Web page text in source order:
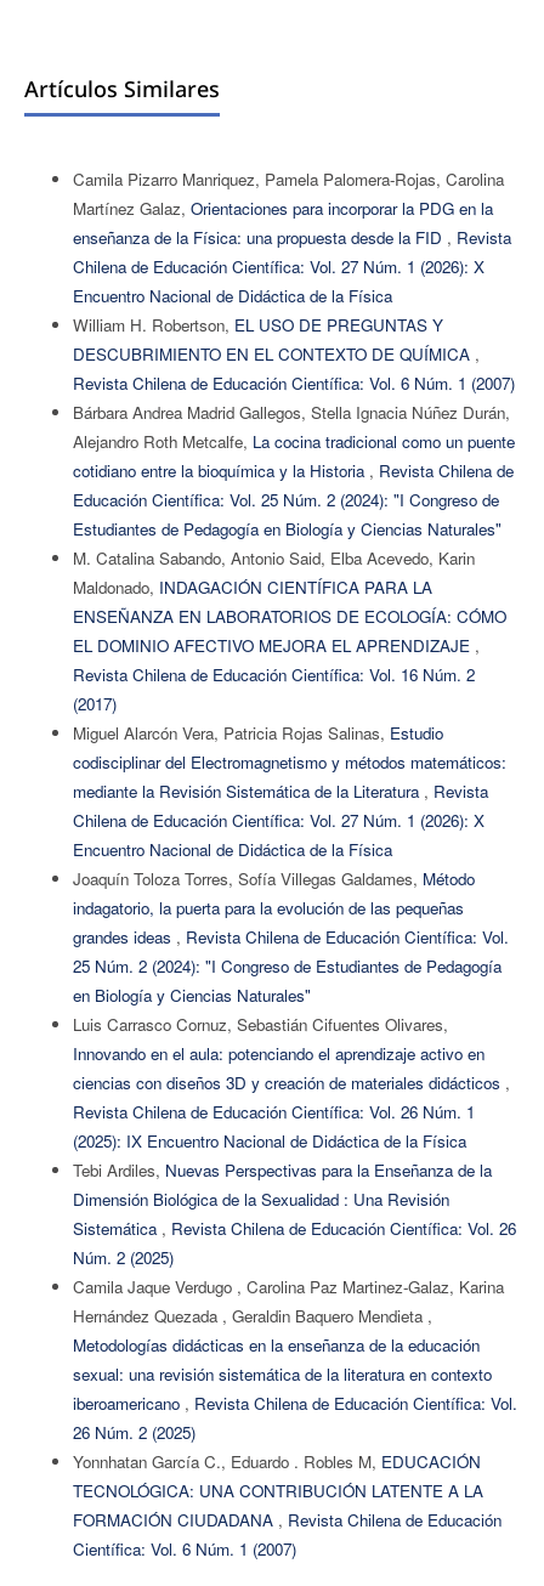
Artículos Similares
Camila Pizarro Manriquez, Pamela Palomera-Rojas, Carolina
Martínez Galaz, Orientaciones para incorporar la PDG en la
enseñanza de la Física: una propuesta desde la FID , Revista
Chilena de Educación Científica: Vol. 27 Núm. 1 (2026): X
Encuentro Nacional de Didáctica de la Física
William H. Robertson, EL USO DE PREGUNTAS Y
DESCUBRIMIENTO EN EL CONTEXTO DE QUÍMICA ,
Revista Chilena de Educación Científica: Vol. 6 Núm. 1 (2007)
Bárbara Andrea Madrid Gallegos, Stella Ignacia Núñez Durán,
Alejandro Roth Metcalfe, La cocina tradicional como un puente
cotidiano entre la bioquímica y la Historia , Revista Chilena de
Educación Científica: Vol. 25 Núm. 2 (2024): "I Congreso de
Estudiantes de Pedagogía en Biología y Ciencias Naturales"
M. Catalina Sabando, Antonio Said, Elba Acevedo, Karin
Maldonado, INDAGACIÓN CIENTÍFICA PARA LA
ENSEÑANZA EN LABORATORIOS DE ECOLOGÍA: CÓMO
EL DOMINIO AFECTIVO MEJORA EL APRENDIZAJE ,
Revista Chilena de Educación Científica: Vol. 16 Núm. 2
(2017)
Miguel Alarcón Vera, Patricia Rojas Salinas, Estudio
codisciplinar del Electromagnetismo y métodos matemáticos:
mediante la Revisión Sistemática de la Literatura , Revista
Chilena de Educación Científica: Vol. 27 Núm. 1 (2026): X
Encuentro Nacional de Didáctica de la Física
Joaquín Toloza Torres, Sofía Villegas Galdames, Método
indagatorio, la puerta para la evolución de las pequeñas
grandes ideas , Revista Chilena de Educación Científica: Vol.
25 Núm. 2 (2024): "I Congreso de Estudiantes de Pedagogía
en Biología y Ciencias Naturales"
Luis Carrasco Cornuz, Sebastián Cifuentes Olivares,
Innovando en el aula: potenciando el aprendizaje activo en
ciencias con diseños 3D y creación de materiales didácticos ,
Revista Chilena de Educación Científica: Vol. 26 Núm. 1
(2025): IX Encuentro Nacional de Didáctica de la Física
Tebi Ardiles, Nuevas Perspectivas para la Enseñanza de la
Dimensión Biológica de la Sexualidad : Una Revisión
Sistemática , Revista Chilena de Educación Científica: Vol. 26
Núm. 2 (2025)
Camila Jaque Verdugo , Carolina Paz Martinez-Galaz, Karina
Hernández Quezada , Geraldin Baquero Mendieta ,
Metodologías didácticas en la enseñanza de la educación
sexual: una revisión sistemática de la literatura en contexto
iberoamericano , Revista Chilena de Educación Científica: Vol.
26 Núm. 2 (2025)
Yonnhatan García C., Eduardo . Robles M, EDUCACIÓN
TECNOLÓGICA: UNA CONTRIBUCIÓN LATENTE A LA
FORMACIÓN CIUDADANA , Revista Chilena de Educación
Científica: Vol. 6 Núm. 1 (2007)